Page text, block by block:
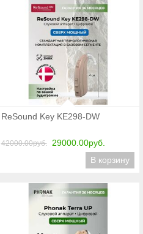
Подробнее
ReSound Key KE298-DW
42000.00руб.
29000.00руб.
В корзину